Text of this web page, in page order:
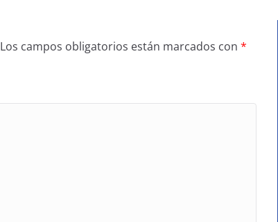
Los campos obligatorios están marcados con *